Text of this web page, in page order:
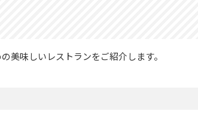
美味しいレストランをご紹介します。